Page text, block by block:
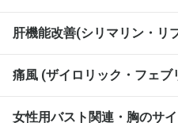
肝機能改善(シリマリン・リ
痛風 (ザイロリック・フェ
女性用バスト関連・胸のサ